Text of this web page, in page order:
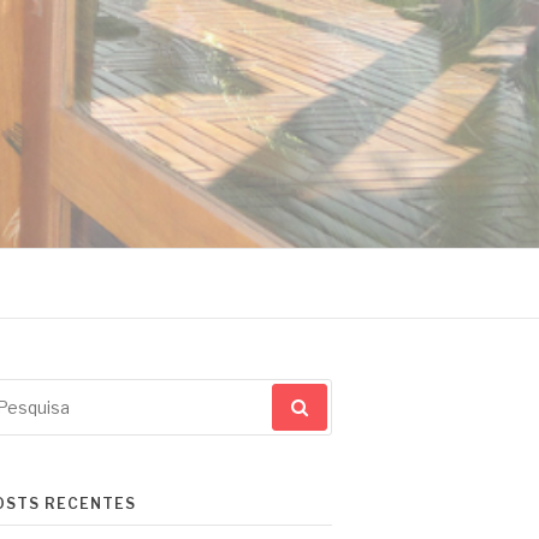
RECENTES